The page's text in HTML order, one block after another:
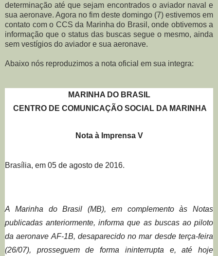
determinação até que sejam encontrados o aviador naval e
sua aeronave. Agora no fim deste domingo (7) estivemos em
contato com o CCS da Marinha do Brasil, onde obtivemos a
informação que o status das buscas segue o mesmo, ainda
sem vestígios do aviador e sua aeronave.
Abaixo nós reproduzimos a nota oficial em sua integra:
MARINHA DO BRASIL
CENTRO DE COMUNICAÇÃO SOCIAL DA MARINHA
Nota à Imprensa V
Brasília, em 05 de agosto de 2016.
A Marinha do Brasil (MB), em complemento às Notas
publicadas anteriormente, informa que as buscas ao piloto
da aeronave AF-1B, desaparecido no mar desde terça-feira
(26/07), prosseguem de forma ininterrupta e,até hoje